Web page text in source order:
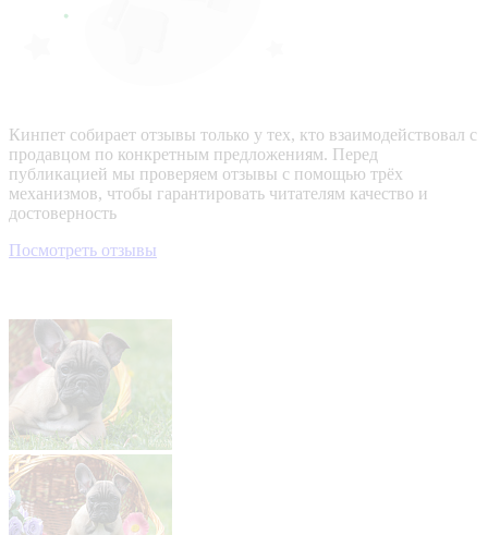
Кинпет собирает отзывы только у тех, кто взаимодействовал с
продавцом по конкретным предложениям. Перед
публикацией мы проверяем отзывы с помощью трёх
механизмов, чтобы гарантировать читателям качество и
достоверность
Посмотреть отзывы